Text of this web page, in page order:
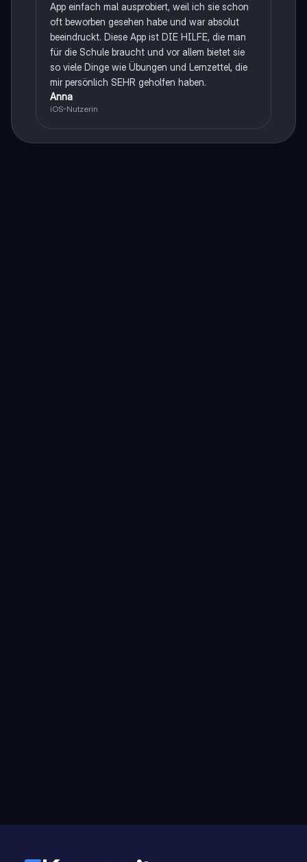
App einfach mal ausprobiert, weil ich sie schon
oft beworben gesehen habe und war absolut
beeindruckt. Diese App ist DIE HILFE, die man
für die Schule braucht und vor allem bietet sie
so viele Dinge wie Übungen und Lernzettel, die
mir persönlich SEHR geholfen haben.
Anna
iOS-Nutzerin